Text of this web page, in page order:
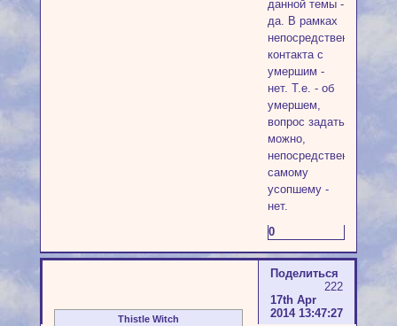
данной темы -
да. В рамках
непосредственного
контакта с
умершим -
нет. Т.е. - об
умершем,
вопрос задать
можно,
непосредственно
самому
усопшему -
нет.
0
Поделиться
222
17th Apr
2014 13:47:27
Thistle Witch